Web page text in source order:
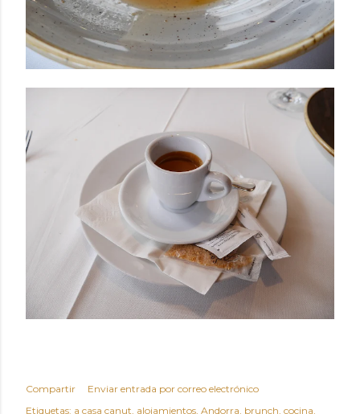
Compartir
Enviar entrada por correo electrónico
Etiquetas: a casa canut alojamientos Andorra brunch cocina